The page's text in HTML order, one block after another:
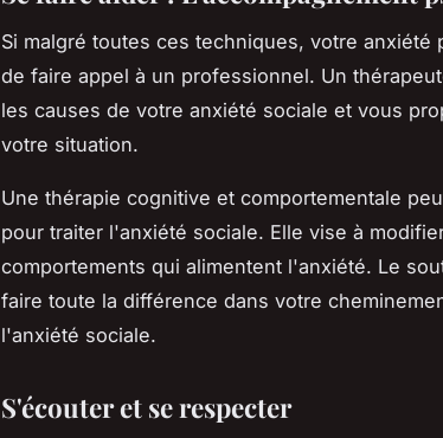
Si malgré toutes ces techniques, votre
de faire appel à un professionnel. Un
les causes de votre anxiété sociale et vous
votre situation.
Une thérapie cognitive et comportementale
pour traiter l'anxiété sociale. Elle vise à
comportements qui alimentent l'anxiété. Le
faire toute la différence dans votre
l'anxiété sociale.
S'écouter et se respecter